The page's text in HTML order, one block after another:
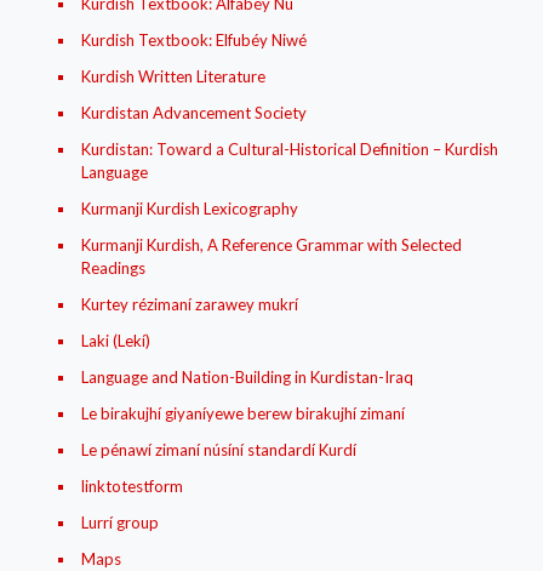
Kurdish Textbook: Alfabéy Nú
Kurdish Textbook: Elfubéy Niwé
Kurdish Written Literature
Kurdistan Advancement Society
Kurdistan: Toward a Cultural-Historical Definition – Kurdish
Language
Kurmanji Kurdish Lexicography
Kurmanji Kurdish, A Reference Grammar with Selected
Readings
Kurtey rézimaní zarawey mukrí
Laki (Lekí)
Language and Nation-Building in Kurdistan-Iraq
Le birakujhí giyaníyewe berew birakujhí zimaní
Le pénawí zimaní núsíní standardí Kurdí
linktotestform
Lurrí group
Maps